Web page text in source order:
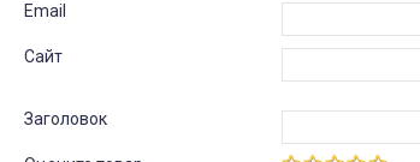
Email
Сайт
Заголовок